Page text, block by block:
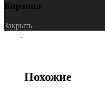
Корзина
Закрыть
Похожие